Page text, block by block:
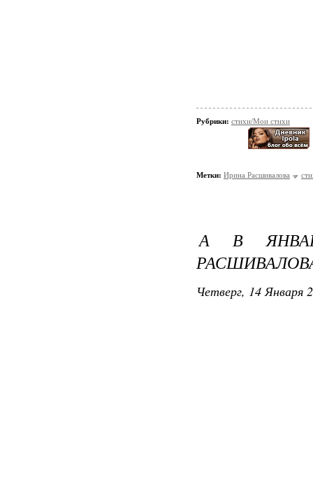
Рубрики: стихи/Мои стихи
Метки: Ирина Расшивалова
А В
Четверг, 14 Января